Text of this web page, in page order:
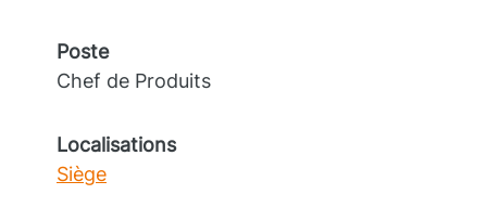
Poste
Chef de Produits
Localisations
Siège